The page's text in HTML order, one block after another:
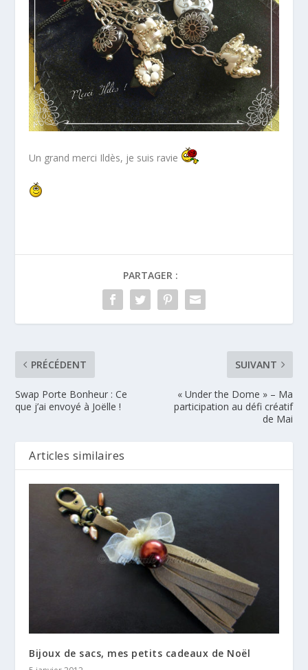
Un grand merci Ildès, je suis ravie
PARTAGER :
PRÉCÉDENT
Swap Porte Bonheur : Ce
que j’ai envoyé à Joëlle !
SUIVANT
« Under the Dome » – Ma
participation au défi créatif
de Mai
Articles similaires
Bijoux de sacs, mes petits cadeaux de Noël